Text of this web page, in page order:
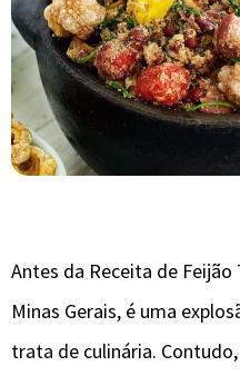
Antes da Receita de
Minas Gerais, é uma
trata de culinária.